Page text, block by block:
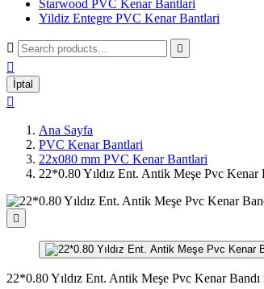
Starwood PVC Kenar Bantlari
Yildiz Entegre PVC Kenar Bantlari
 

İptal

Ana Sayfa
PVC Kenar Bantlari
22x080 mm PVC Kenar Bantlari
22*0.80 Yıldız Ent. Antik Meşe Pvc Kenar

22*0.80 Yıldız Ent. Antik Meşe Pvc Kenar Bandı